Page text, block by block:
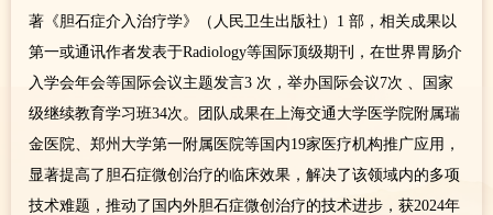
著《胆石症介入治疗学》（人民卫生出版社）1 部，相关成果以
第一或通讯作者发表于Radiology等国际顶级期刊，在世界胃肠介
入学会年会等国际会议主题发言3 次，举办国际会议7次 、国家
级继续教育学习班34次。团队成果在上海交通大学医学院附属瑞
金医院、郑州大学第一附属医院等国内19家医疗机构推广应用，
显著提高了胆石症微创治疗的临床效果，解决了该领域内的多项
技术难题，推动了国内外胆石症微创治疗的技术进步，获2024年